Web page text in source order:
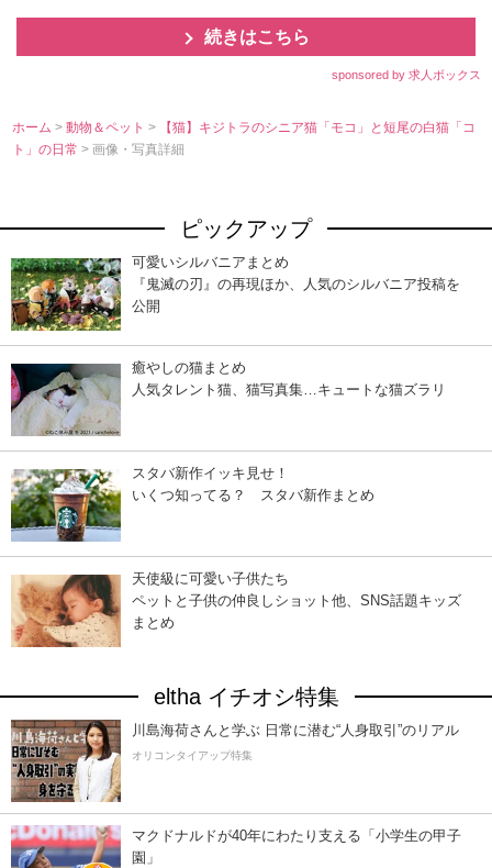
続きはこちら
sponsored by 求人ボックス
ホーム >動物＆ペット>
【猫】キジトラのシニア猫「モコ」と短尾の白猫「コ
ト」の日常> 画像・写真詳細
ピックアップ
可愛いシルバニアまとめ
『鬼滅の刃』の再現ほか、人気のシルバニア投稿を
公開
癒やしの猫まとめ
人気タレント猫、猫写真集…キュートな猫ズラリ
スタバ新作イッキ見せ！
いくつ知ってる？ スタバ新作まとめ
天使級に可愛い子供たち
ペットと子供の仲良しショット他、SNS話題キッズ
まとめ
eltha イチオシ特集
川島海荷さんと学ぶ 日常に潜む“人身取引”のリアル
オリコンタイアップ特集
マクドナルドが40年にわたり支える「小学生の甲子
園」